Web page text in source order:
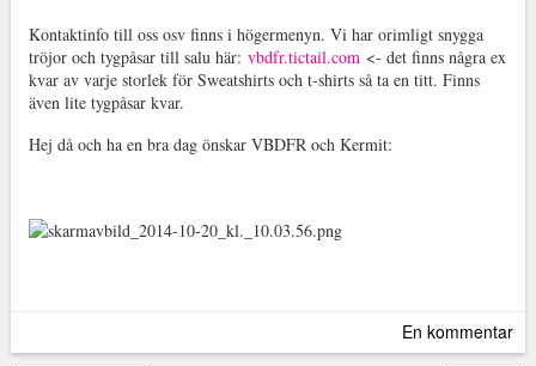
Kontaktinfo till oss osv finns i högermenyn. Vi har orimligt snygga
tröjor och tygpåsar till salu här: vbdfr.tictail.com <- det finns några ex
kvar av varje storlek för Sweatshirts och t-shirts så ta en titt. Finns
även lite tygpåsar kvar.
Hej då och ha en bra dag önskar VBDFR och Kermit:
En kommentar